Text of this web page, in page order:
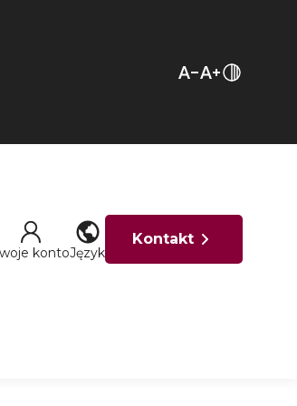
kontoJęzyk
Kontakt